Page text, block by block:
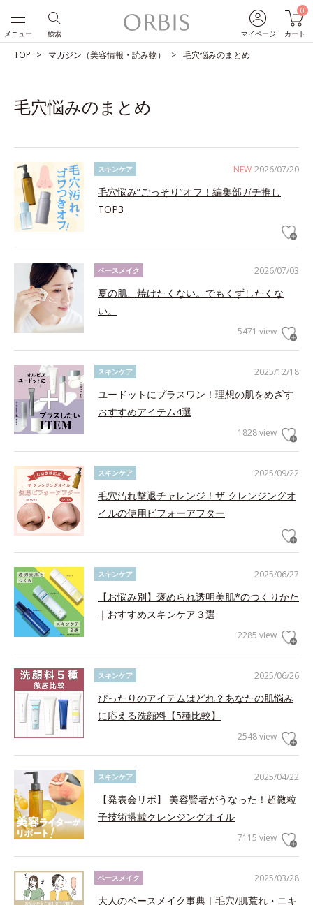
マイページ
0
カート
検索
メニュー
TOP マガジン（美容情報・読み物） 毛穴悩みのまとめ
毛穴悩みのまとめ
NEW 2026/07/20
スキンケア
毛穴悩み”ごっそり”オフ！編集部ガチ推し
TOP3
2026/07/03
ベースメイク
夏の肌、焼けたくない。でもくずしたくな
い。
5471 view
2025/12/18
スキンケア
ユードットにプラスワン！理想の肌をめざす
おすすめアイテム4選
1828 view
2025/09/22
スキンケア
毛穴汚れ撃退チャレンジ！ザ クレンジングオ
イルの使用ビフォーアフター
2025/06/27
スキンケア
【お悩み別】褒められ透明美肌*のつくりかた
｜おすすめスキンケア３選
2285 view
2025/06/26
スキンケア
ぴったりのアイテムはどれ？あなたの肌悩み
に応える洗顔料【5種比較】
2548 view
2025/04/22
スキンケア
【発表会リポ】 美容賢者がうなった！超微粒
子技術搭載クレンジングオイル
7115 view
2025/03/28
ベースメイク
大人のベースメイク事典｜毛穴/肌荒れ・ニキ